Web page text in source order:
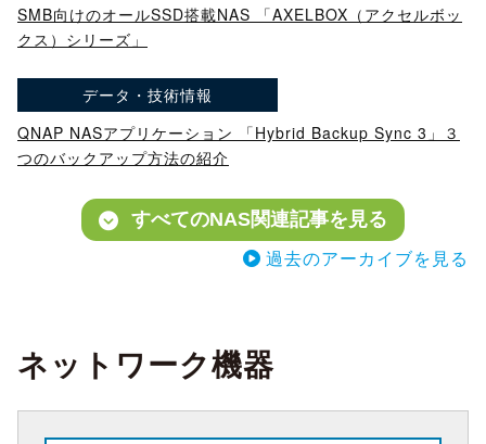
SMB向けのオールSSD搭載NAS 「AXELBOX（アクセルボッ
クス）シリーズ」
データ・技術情報
QNAP NASアプリケーション 「Hybrid Backup Sync 3」３
つのバックアップ方法の紹介
すべてのNAS関連記事を見る
過去のアーカイブを見る
ネットワーク機器